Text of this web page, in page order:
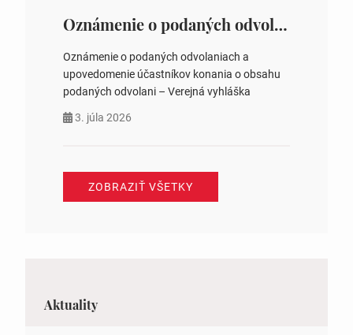
Oznámenie o podaných odvolaniach a upovedomenie účastníkov konania o obsahu podaných odvolani – Verejná vyhláška
Oznámenie o podaných odvolaniach a
upovedomenie účastníkov konania o obsahu
podaných odvolani – Verejná vyhláška
3. júla 2026
ZOBRAZIŤ VŠETKY
Aktuality